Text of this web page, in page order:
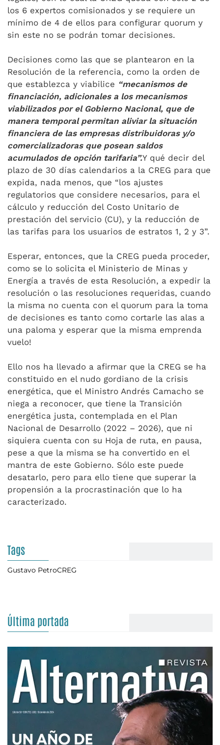
los 6 expertos comisionados y se requiere un
mínimo de 4 de ellos para configurar quorum y
sin este no se podrán tomar decisiones.
Decisiones como las que se plantearon en la
Resolución de la referencia, como la orden de
que establezca y viabilice “mecanismos de
financiación, adicionales a los mecanismos
viabilizados por el Gobierno Nacional, que de
manera temporal permitan aliviar la situación
financiera de las empresas distribuidoras y/o
comercializadoras que posean saldos
acumulados de opción tarifaria”.Y qué decir del
plazo de 30 días calendarios a la CREG para que
expida, nada menos, que “los ajustes
regulatorios que considere necesarios, para el
cálculo y reducción del Costo Unitario de
prestación del servicio (CU), y la reducción de
las tarifas para los usuarios de estratos 1, 2 y 3”.
Esperar, entonces, que la CREG pueda proceder,
como se lo solicita el Ministerio de Minas y
Energía a través de esta Resolución, a expedir la
resolución o las resoluciones requeridas, cuando
la misma no cuenta con el quorum para la toma
de decisiones es tanto como cortarle las alas a
una paloma y esperar que la misma emprenda
vuelo!
Ello nos ha llevado a afirmar que la CREG se ha
constituido en el nudo gordiano de la crisis
energética, que el Ministro Andrés Camacho se
niega a reconocer, que tiene la Transición
energética justa, contemplada en el Plan
Nacional de Desarrollo (2022 – 2026), que ni
siquiera cuenta con su Hoja de ruta, en pausa,
pese a que la misma se ha convertido en el
mantra de este Gobierno. Sólo este puede
desatarlo, pero para ello tiene que superar la
propensión a la procrastinación que lo ha
caracterizado.
Tags
Gustavo PetroCREG
Última portada